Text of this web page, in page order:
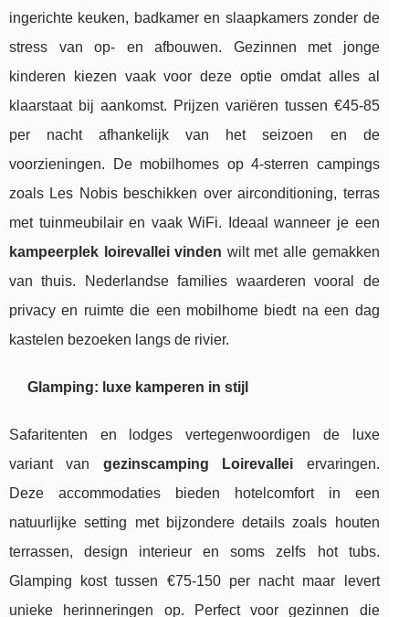
ingerichte keuken, badkamer en slaapkamers zonder de
stress van op- en afbouwen. Gezinnen met jonge
kinderen kiezen vaak voor deze optie omdat alles al
klaarstaat bij aankomst. Prijzen variëren tussen €45-85
per nacht afhankelijk van het seizoen en de
voorzieningen. De mobilhomes op 4-sterren campings
zoals Les Nobis beschikken over airconditioning, terras
met tuinmeubilair en vaak WiFi. Ideaal wanneer je een
kampeerplek loirevallei vinden wilt met alle gemakken
van thuis. Nederlandse families waarderen vooral de
privacy en ruimte die een mobilhome biedt na een dag
kastelen bezoeken langs de rivier.
Glamping: luxe kamperen in stijl
Safaritenten en lodges vertegenwoordigen de luxe
variant van gezinscamping Loirevallei ervaringen.
Deze accommodaties bieden hotelcomfort in een
natuurlijke setting met bijzondere details zoals houten
terrassen, design interieur en soms zelfs hot tubs.
Glamping kost tussen €75-150 per nacht maar levert
unieke herinneringen op. Perfect voor gezinnen die